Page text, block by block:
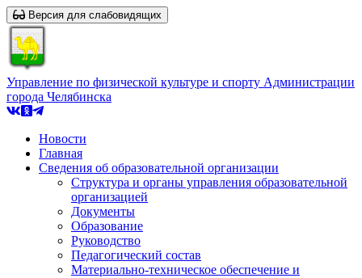
Версия для слабовидящих
Управление по физической культуре и спорту Администрации
города Челябинска
Новости
Главная
Сведения об образовательной организации
Структура и органы управления образовательной
организацией
Документы
Образование
Руководство
Педагогический состав
Материально-техническое обеспечение и